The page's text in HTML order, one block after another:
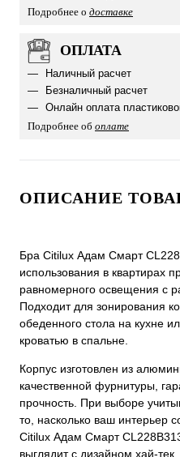
Подробнее о доставке
ОПЛАТА
Наличный расчет
Безналичный расчет
Онлайн оплата
Подробнее об оплате
ОПИСАНИЕ
Бра Citilux Адам Смарт
использования в квартирах
равномерного освещения с
Подходит для зонирования
обеденного стола на кухне
кроватью в спальне.
Корпус изготовлен из
качественной фурнитуры,
прочность. При выборе
то, насколько ваш интерьер
Citilux Адам Смарт
выглядит с дизайном хай-